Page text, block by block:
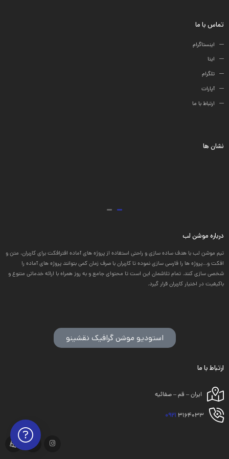
تماس با ما
اینستاگرام
ایتا
تلگرام
آپارات
ارتباط با ما
نشان ها
درباره موشن لب
تیم موشن لب با هدف ساده سازی و راحتی استفاده از پروژه های آماده افترافکت برای کاربران، متن و
افکت و...پروژه ها را فارسی سازی نموده تا کاربران با صرف زمان کمی بتوانند پروژه های آماده را
شخصی سازی کنند. تمام تلاشمان این است تا محتوای جامع و به روز همراه با ارائه خدماتی متنوع و
باکیفیت در اختیار کاربران قرار گیرد.
استودیو موشن گرافیک نقشینو
ارتباط با ما
ایران – قم – صفائیه
0921 3164033